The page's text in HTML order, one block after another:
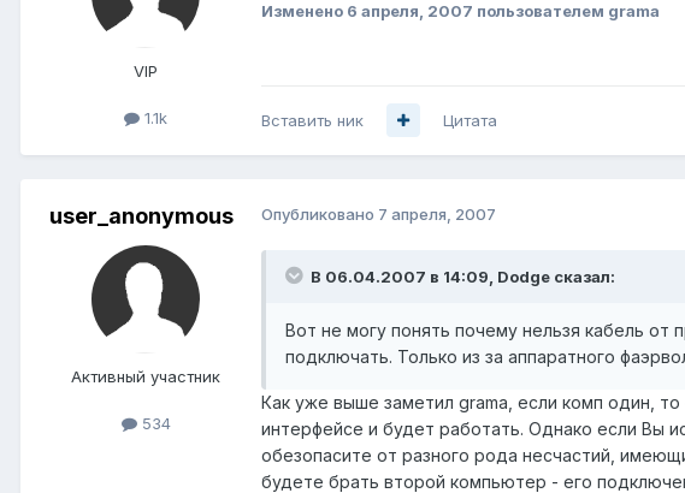
VIP
1.1k
Изменено 6 апреля, 2007 пользователем grama
Вставить ник Цитата
user_anonymous
Активный участник
534
Опубликовано 7 апреля, 2007
В 06.04.2007 в 14:09, Dodge сказал:
Вот не могу понять почему нельзя кабель
подключать. Только из за аппаратного
Как уже выше заметил grama, если комп один,
интерфейсе и будет работать. Однако если Вы
обезопасите от разного рода несчастий,
будете брать второй компьютер - его